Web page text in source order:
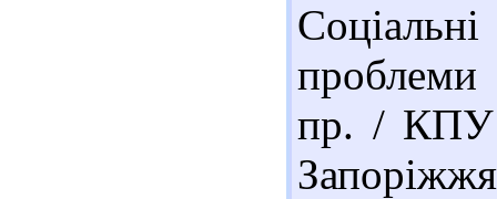
проблеми
пр. / КПУ